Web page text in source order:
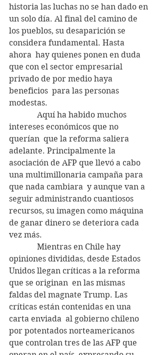
historia las luchas no se han dado en
un solo día. Al final del camino de
los pueblos, su desaparición se
considera fundamental. Hasta
ahora  hay quienes ponen en duda
que con el sector empresarial
privado de por medio haya
beneficios  para las personas
modestas.
Aquí ha habido muchos
intereses económicos que no
querían  que la reforma saliera
adelante. Principalmente la
asociación de AFP que llevó a cabo
una multimillonaria campaña para
que nada cambiara  y aunque van a
seguir administrando cuantiosos
recursos, su imagen como máquina
de ganar dinero se deteriora cada
vez más.
Mientras en Chile hay
opiniones divididas, desde Estados
Unidos llegan críticas a la reforma
que se originan  en las mismas
faldas del magnate Trump. Las
críticas están contenidas en una
carta enviada  al gobierno chileno
por potentados norteamericanos
que controlan tres de las AFP que